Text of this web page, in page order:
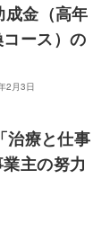
金（高年
ース）の
2月3日
治療と仕事
主の努力